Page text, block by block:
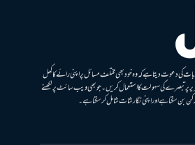
بات کی دعوت دیتا ہے کہ وہ خود بھی مختلف مسائل پر اپنی رائے کا کھل
پر تبصرے کی سہولت کا استعمال کریں۔ جو بھی ویب سائٹ پر لکھنے
رکن بن سکتا ہے اور اپنی نگارشات شامل کرسکتا ہے۔